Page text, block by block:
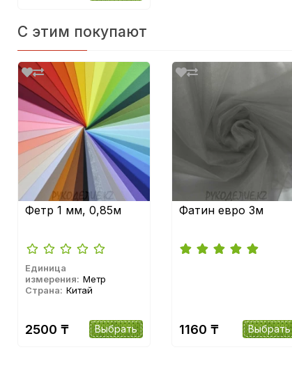
С этим покупают
Фетр 1 мм, 0,85м
Единица
измерения: Метр
Страна: Китай
2500 ₸ Выбрать
Фатин евро 3м
1160 ₸ Выбрать